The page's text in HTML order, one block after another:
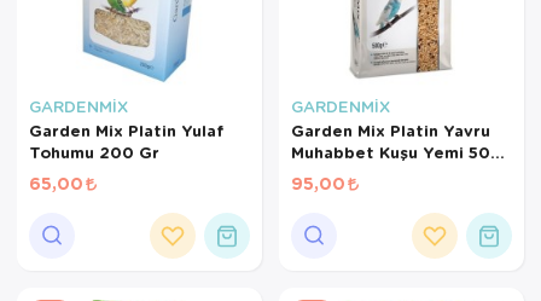
GARDENMİX
Garden Mix Platin Yulaf
Tohumu 200 Gr
65,00
GARDENMİX
Garden Mix Platin Yavru
Muhabbet Kuşu Yemi 500
Gr
95,00